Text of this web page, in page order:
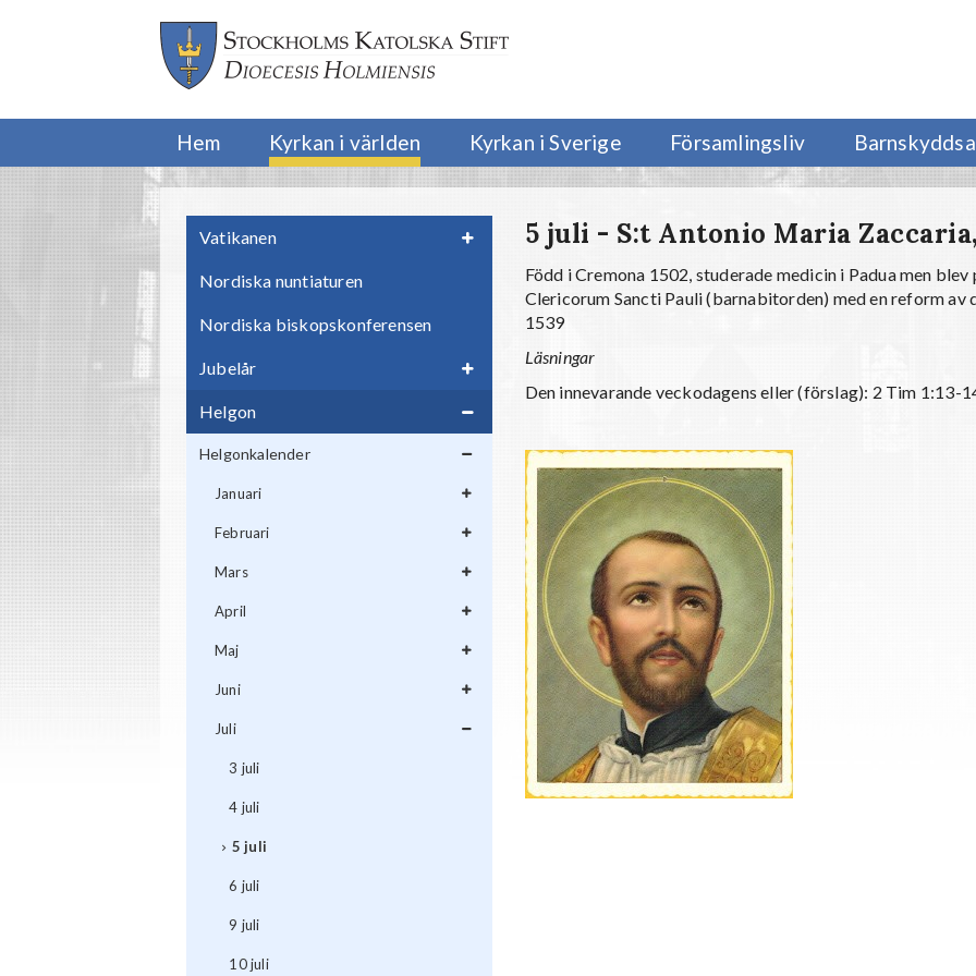
Hem Kyrkan i världen Kyrkan i Sverige Församlingsliv
Vatikanen
Nordiska nuntiaturen
Nordiska biskopskonferensen
Jubelår
Helgon
Helgonkalender
Januari
Februari
Mars
April
Maj
Juni
Juli
3 juli
4 juli
5 juli
6 juli
9 juli
10 juli
5 juli - S:t Antonio Maria
Född i Cremona 1502, studerade medicin i Padua men
Clericorum Sancti Pauli (barnabitorden) med en reform
1539
Läsningar
Den innevarande veckodagens eller (förslag): 2 Tim 1:13-